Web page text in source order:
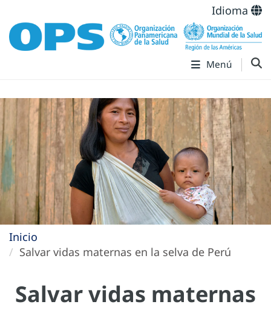
Idioma
Menú
Inicio
Salvar vidas maternas en la selva de Perú
Salvar vidas maternas